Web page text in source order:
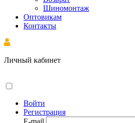
Шиномонтаж
Оптовикам
Контакты
Личный кабинет
Войти
Регистрация
E-mail